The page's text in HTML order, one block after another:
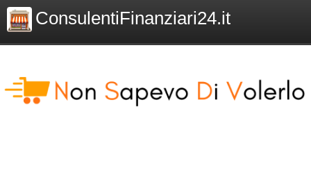
ConsulentiFinanziari24.it